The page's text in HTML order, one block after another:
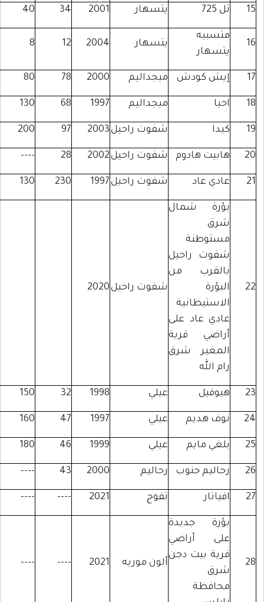
يتسهار 2001
34
40
2004
12
8
كودش ميجداليم 2000
78
80
ميجداليم 1997
68
130
شفوت راحيل2003
97
200
هادوم شفوت راحيل2002
28
----
عاد شفوت راحيل1997
230
130
شمال
راحيل
من
عاد على
قرية
شرق
شفوت راحيل2020
عيلي 32
150
هديم عيلي 47
160
مايم عيلي 46
180
جنوب رحاليم 2000
43
----
تفوح 2021
----
----
جديدة
أراضي
بيت دجن
ألون موريه 2021
----
----